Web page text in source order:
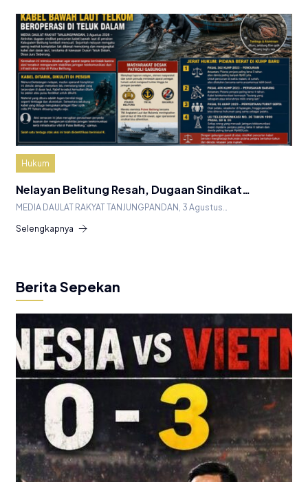
Hukum
Nelayan Belitung Resah, Dugaan Sindikat…
MEDIA DAULAT RAKYAT TANJUNGPANDAN, 3 Agustus…
Selengkapnya
Berita Sepekan